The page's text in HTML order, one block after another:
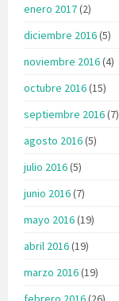
enero 2017(2)
diciembre 2016(5)
noviembre 2016(4)
octubre 2016(15)
septiembre 2016(7)
agosto 2016(5)
julio 2016(5)
junio 2016(7)
mayo 2016(19)
abril 2016(19)
marzo 2016(19)